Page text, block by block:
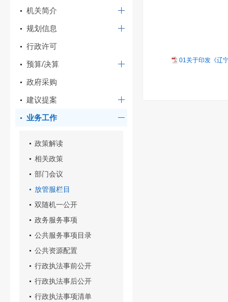
机关简介
规划信息
行政许可
预算/决算
政府采购
建议提案
业务工作
政策解读
相关政策
部门会议
放管服栏目
双随机一公开
政务服务事项
公共服务事项目录
公共资源配置
行政执法事前公开
行政执法事后公开
行政执法事项清单
01关于印发《辽